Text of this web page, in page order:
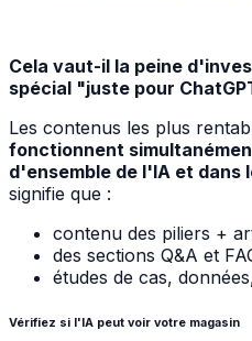
Cela vaut-il la peine
spécial "juste pour
Les contenus les plus
fonctionnent
d'ensemble de l'IA et dans
signifie que :
contenu des piliers +
des sections Q&A et
études de cas,
Vérifiez si l'IA peut voir votre magasin